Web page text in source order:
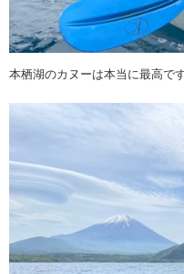
本栖湖のカヌーは本当に最高で